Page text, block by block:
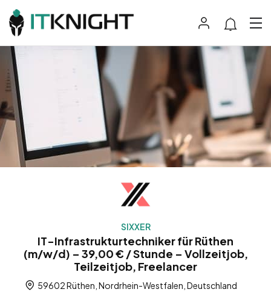
SIXXER
IT-Infrastrukturtechniker für Rüthen
(m/w/d) – 39,00 € / Stunde – Vollzeitjob,
Teilzeitjob, Freelancer
59602 Rüthen, Nordrhein-Westfalen, Deutschland